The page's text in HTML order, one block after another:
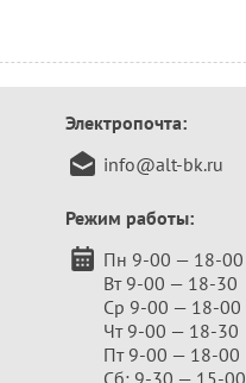
Электропочта:
info@alt-bk.ru
Режим работы:
Пн 9-00 — 18-00
Вт 9-00 — 18-30
Ср 9-00 — 18-00
Чт 9-00 — 18-30
Пт 9-00 — 18-00